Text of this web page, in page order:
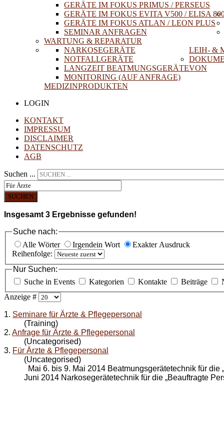
GERÄTE IM FOKUS PRIMUS / PERSEUS
GERÄTE IM FOKUS EVITA V500 / ELISA
GERÄTE IM FOKUS ATLAN / LEON PLUS
SEMINAR ANFRAGEN
WARTUNG & REPARATUR
LEIH- &
NARKOSEGERÄTE
NOTFALLGERÄTE
LANGZEIT BEATMUNGSGERÄTE
MONITORING (AUF ANFRAGE)
VON
MEDIZINPRODUKTEN
LOGIN
KONTAKT
IMPRESSUM
DISCLAIMER
DATENSCHUTZ
AGB
Suchen ...
SUCHEN
Insgesamt 3 Ergebnisse gefunden!
Suche nach:
Alle Wörter
Irgendein Wort
Exakter Ausdruck
Reihenfolge:
Nur Suchen:
Suche in Events
Kategorien Kontakte Beiträge
Anzeige #
1. Seminare für Ärzte & Pflegepersonal
(Training)
2. Anfrage für Ärzte & Pflegepersonal
(Uncategorised)
3. Für Ärzte & Pflegepersonal
(Uncategorised)
Mai 6. bis 9. Mai 2014 Beatmungsgerätetechnik für die
Juni 2014 Narkosegerätetechnik für die „Beauftragte